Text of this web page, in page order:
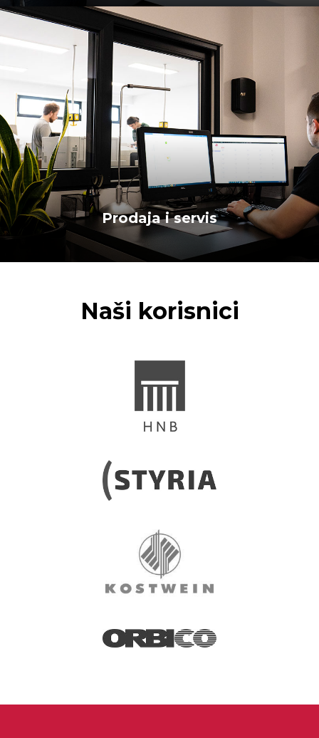
Prodaja i servis
Naši korisnici